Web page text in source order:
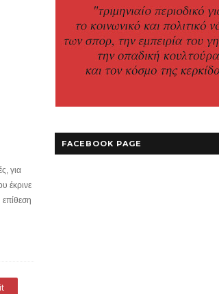
για
έκρινε
επίθεση
FACEBOOK PAGE